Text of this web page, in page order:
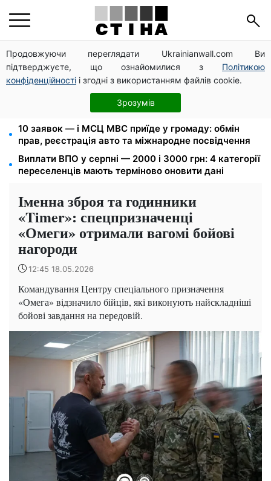
Продовжуючи переглядати Ukrainianwall.com Ви
підтверджуєте, що ознайомилися з Політикою
конфіденційності і згодні з використанням файлів cookie.
Зрозумів
Пенсія по інвалідності III групи з вересня: від 2595
до 10 625 грн — хто скільки отримає
Федоров звільнений і без бронювання: Камельчук
пропонує ексміністру мобілізацію на загальних
10 заявок — і МСЦ МВС приїде у громаду: обмін
прав, реєстрація авто та міжнародне посвідчення
Виплати ВПО у серпні — 2000 і 3000 грн: 4 категорії
переселенців мають терміново оновити дані
Іменна зброя та годинники
«Timer»: спецпризначенці
«Омеги» отримали вагомі бойові
нагороди
12:45 18.05.2026
Командування Центру спеціального призначення
«Омега» відзначило бійців, які виконують найскладніші
бойові завдання на передовій.